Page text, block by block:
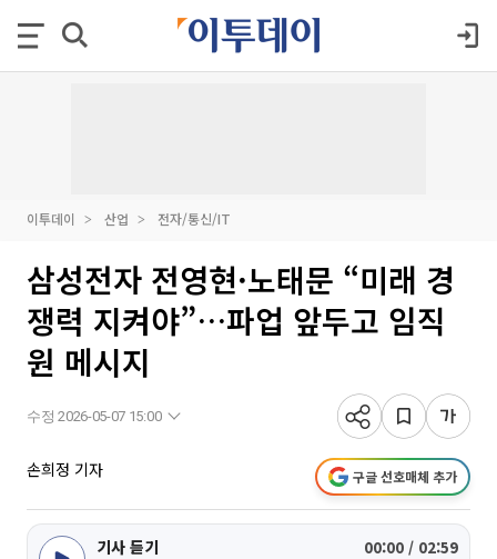
이투데이 산업 전자/통신/IT
삼성전자 전영현·노태문 “미래 경
쟁력 지켜야”…파업 앞두고 임직
원 메시지
수정 2026-05-07 15:00
손희정 기자 구글 선호매체 추가
기사 듣기 00:00 / 02:59